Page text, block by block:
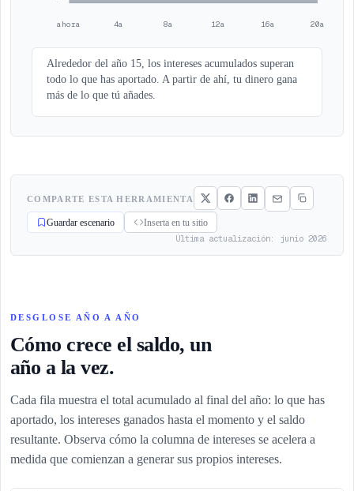
ahora 4a 8a 12a 16a 20a
Alrededor del año 15, los intereses acumulados superan
todo lo que has aportado. A partir de ahí, tu dinero gana
más de lo que tú añades.
COMPARTE ESTA HERRAMIENTA
Guardar escenario Inserta en tu sitio
Última actualización: junio 2026
DESGLOSE AÑO A AÑO
Cómo crece el saldo, un
año a la vez.
Cada fila muestra el total acumulado al final del año: lo que has
aportado, los intereses ganados hasta el momento y el saldo
resultante. Observa cómo la columna de intereses se acelera a
medida que comienzan a generar sus propios intereses.